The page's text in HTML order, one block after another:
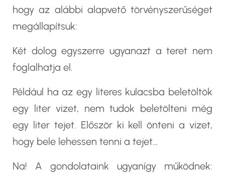
hogy az alábbi alapvető törvényszerűséget
megállapítsuk:
Két dolog egyszerre ugyanazt a teret nem
foglalhatja el.
Például ha az egy literes kulacsba beletöltök
egy liter vizet, nem tudok beletölteni még
egy liter tejet. Először ki kell önteni a vizet,
hogy bele lehessen tenni a tejet…
Na! A gondolataink ugyanígy működnek: